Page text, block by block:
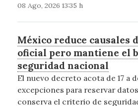
08 Ago, 2026 13:35 h
México reduce causales
oficial pero mantiene el
seguridad nacional
El nuevo decreto acota de 17 a
excepciones para reservar
conserva el criterio de